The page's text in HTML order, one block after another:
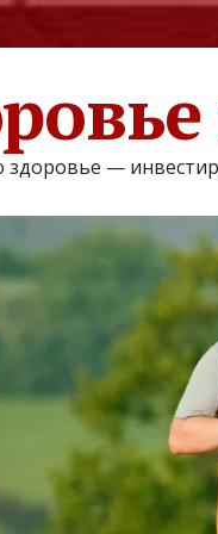
здоровье —